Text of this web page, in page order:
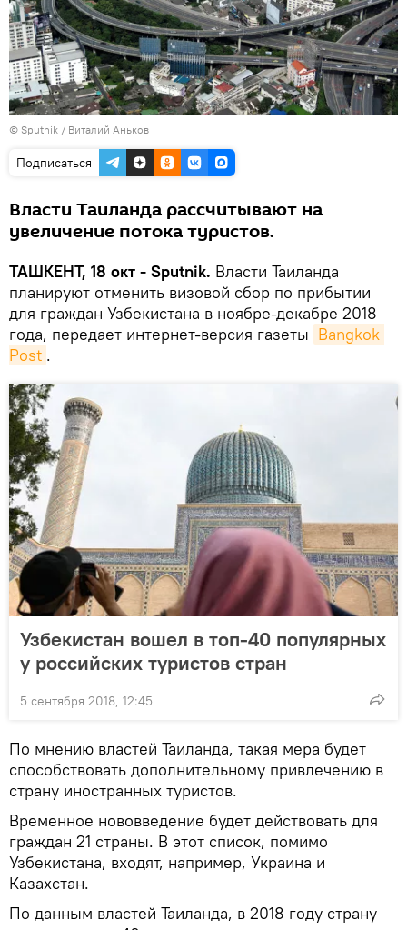
© Sputnik / Виталий Аньков
Подписаться
Власти Таиланда рассчитывают на
увеличение потока туристов.
ТАШКЕНТ, 18 окт - Sputnik. Власти Таиланда
планируют отменить визовой сбор по прибытии
для граждан Узбекистана в ноябре-декабре 2018
года, передает интернет-версия газеты Bangkok
Post .
Узбекистан вошел в топ-40 популярных
у российских туристов стран
5 сентября 2018, 12:45
По мнению властей Таиланда, такая мера будет
способствовать дополнительному привлечению в
страну иностранных туристов.
Временное нововведение будет действовать для
граждан 21 страны. В этот список, помимо
Узбекистана, входят, например, Украина и
Казахстан.
По данным властей Таиланда, в 2018 году страну